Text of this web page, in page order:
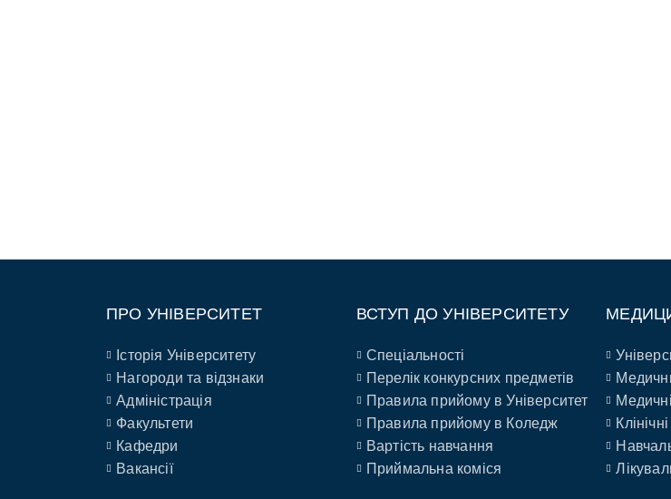
ПРО УНІВЕРСИТЕТ
Історія Університету
Нагороди та відзнаки
Адміністрація
Факультети
Кафедри
Вакансії
ВСТУП ДО УНІВЕРСИТЕТУ
Спеціальності
Перелік конкурсних предметів
Правила прийому в Університет
Правила прийому в Коледж
Вартість навчання
Приймальна коміся